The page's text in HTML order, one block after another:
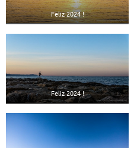
Feliz 2024 !
Feliz 2024 !